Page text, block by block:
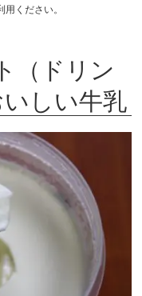
ください。
（ドリン
しい牛乳